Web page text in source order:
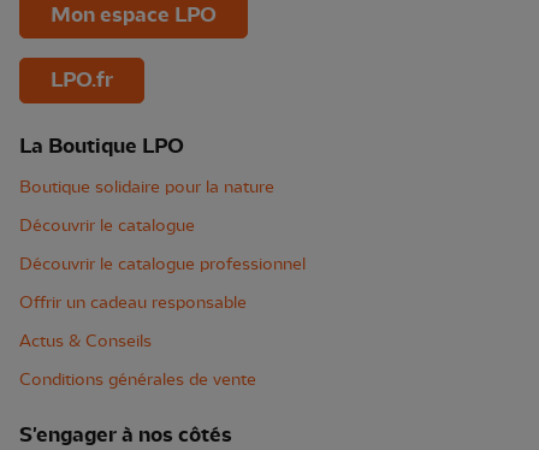
Mon espace LPO
LPO.fr
La Boutique LPO
Boutique solidaire pour la nature
Découvrir le catalogue
Découvrir le catalogue professionnel
Offrir un cadeau responsable
Actus & Conseils
Conditions générales de vente
S'engager à nos côtés